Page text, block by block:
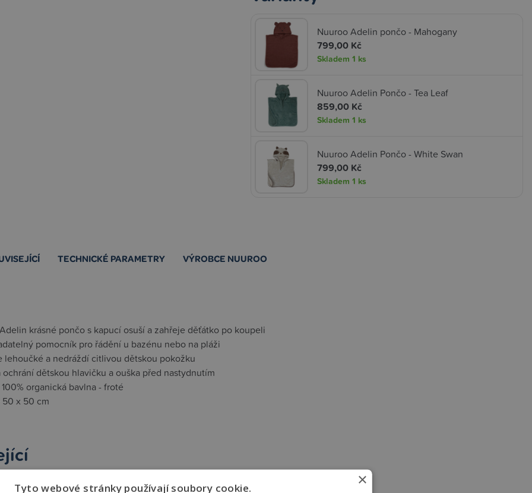
Nuuroo Adelin pončo - Mahogany
799,00 Kč
Skladem 1 ks
Nuuroo Adelin Pončo - Tea Leaf
859,00 Kč
Skladem 1 ks
Nuuroo Adelin Pončo - White Swan
799,00 Kč
Skladem 1 ks
TECHNICKÉ PARAMETRY VÝROBCE NUUROO
krásné pončo s kapucí osuší a zahřeje děťátko po koupeli
pomocník pro řádění u bazénu nebo na pláži
lehoučké a nedráždí citlivou dětskou pokožku
ochrání dětskou hlavičku a ouška před nastydnutím
organická bavlna - froté
50 x 50 cm
×
Tyto webové stránky používají soubory cookie.